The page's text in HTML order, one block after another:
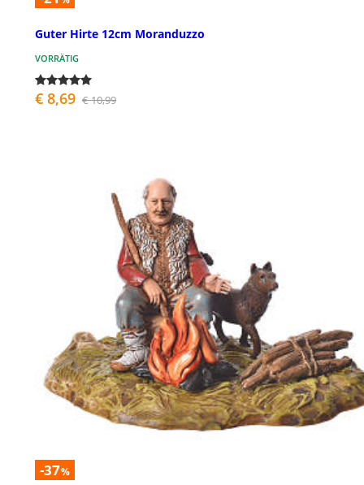
Guter Hirte 12cm Moranduzzo
VORRÄTIG
€ 8,69 € 10,99
-37%